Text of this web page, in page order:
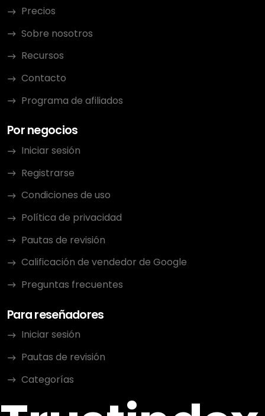
Precios
Sobre nosotros
Recursos
Contacto
Programa de afiliados
Por negocios
Iniciar sesión
Registrarse
Condiciones de uso
Política de privacidad
Pautas de revisión
Calificación de vendedor de Google
Preguntas frecuentes
Para reseñadores
Iniciar sesión
Pautas de revisión
Categorías